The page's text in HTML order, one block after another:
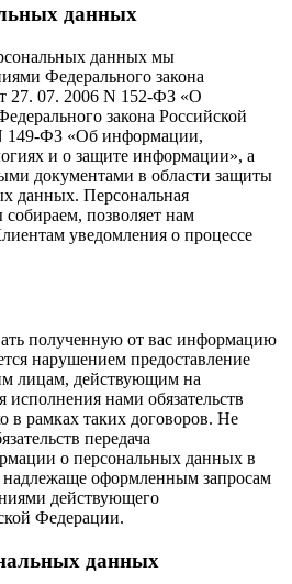
данных
данных мы
Федерального закона
27. 07. 2006 N 152-ФЗ «О
закона Российской
149-ФЗ «Об информации,
и о защите информации», а
документами в области защиты
данных. Персональная
позволяет нам
уведомления о процессе
полученную от вас информацию
нарушением предоставление
лицам, действующим на
исполнения нами обязательств
в рамках таких договоров. Не
передача
о персональных данных в
оформленным запросам
действующего
Федерации.
данных